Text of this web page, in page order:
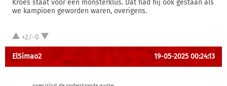
Kroes staat voor een monsterklus. Dat had hij ook gestaan als
we kampioen geworden waren, overigens.
+2/-0
ElSimao2 19-05-2025 00:24:13